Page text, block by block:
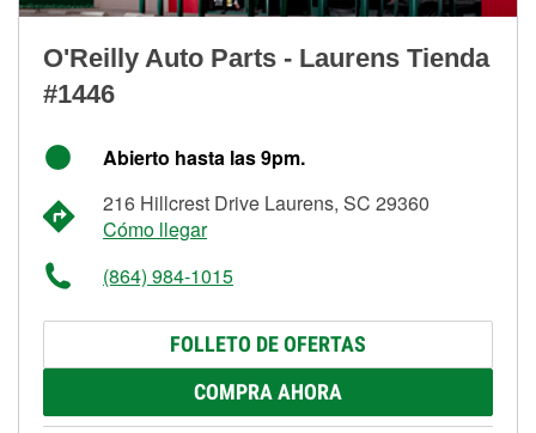
O'Reilly Auto Parts - Laurens Tienda
#1446
Abierto hasta las 9pm.
216 Hillcrest Drive Laurens, SC 29360
Cómo llegar
(864) 984-1015
FOLLETO DE OFERTAS
COMPRA AHORA